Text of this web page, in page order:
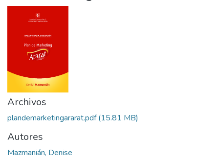
Archivos
plandemarketingararat.pdf(15.81 MB)
Autores
Mazmanián, Denise